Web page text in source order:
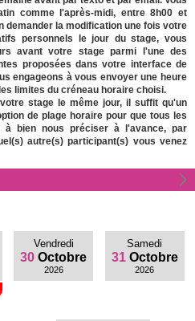
comme l'après-midi, entre 8h00 et
demander la modification une fois votre
personnels le jour du stage, vous
avant votre stage parmi l'une des
proposées dans votre interface de
engageons à vous envoyer une heure
limites du créneau horaire choisi.
stage le même jour, il suffit qu'un
de plage horaire pour que tous les
à bien nous préciser à l'avance, par
autre(s) participant(s) vous venez
Vendredi
30Octobre
2026
Samedi
31 Octobre
2026